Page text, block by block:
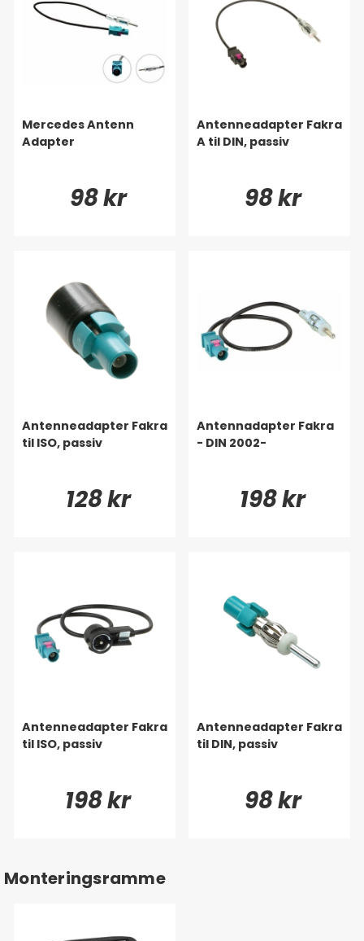
Mercedes Antenn
Adapter
98 kr
Antenneadapter Fakra
A til DIN, passiv
98 kr
Antenneadapter Fakra
til ISO, passiv
128 kr
Antennadapter Fakra
- DIN 2002-
198 kr
Antenneadapter Fakra
til ISO, passiv
198 kr
Antenneadapter Fakra
til DIN, passiv
98 kr
Monteringsramme